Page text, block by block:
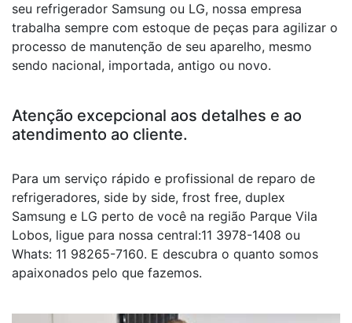
seu refrigerador Samsung ou LG, nossa empresa
trabalha sempre com estoque de peças para agilizar o
processo de manutenção de seu aparelho, mesmo
sendo nacional, importada, antigo ou novo.
Atenção excepcional aos detalhes e ao
atendimento ao cliente.
Para um serviço rápido e profissional de reparo de
refrigeradores, side by side, frost free, duplex
Samsung e LG perto de você na região Parque Vila
Lobos, ligue para nossa central:11 3978-1408 ou
Whats: 11 98265-7160. E descubra o quanto somos
apaixonados pelo que fazemos.